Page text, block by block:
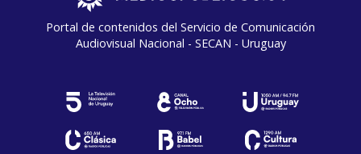
Portal de contenidos del Servicio de Comunicación
Audiovisual Nacional - SECAN - Uruguay